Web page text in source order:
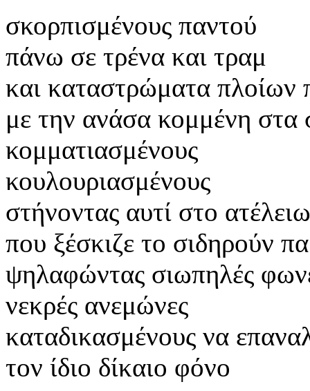
σκορπισμένους παντού
πάνω σε τρένα και τραμ
και καταστρώματα
με την ανάσα κομμένη στα
κομματιασμένους
κουλουριασμένους
στήνοντας αυτί στο
που ξέσκιζε το σιδηρούν
ψηλαφώντας σιωπηλές
νεκρές ανεμώνες
καταδικασμένους να
τον ίδιο δίκαιο φόνο